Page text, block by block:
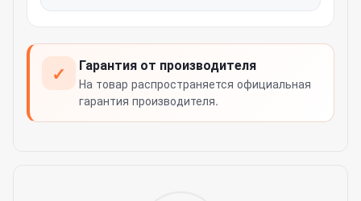
✓ Гарантия от производителя
На товар распространяется официальная
гарантия производителя.